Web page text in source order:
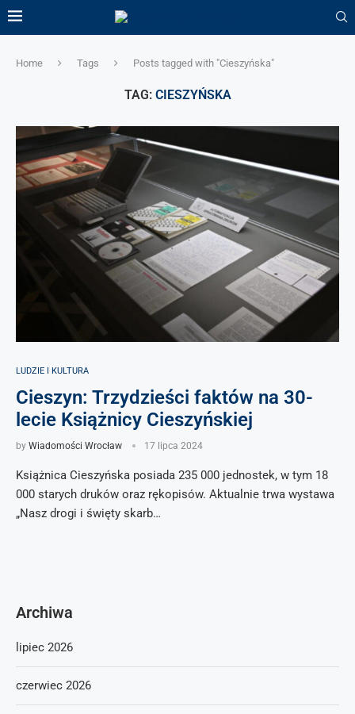
Home Tags Posts tagged with "Cieszyńska"
TAG: CIESZYŃSKA
LUDZIE I KULTURA
Cieszyn: Trzydzieści faktów na 30-
lecie Książnicy Cieszyńskiej
by Wiadomości Wrocław 17 lipca 2024
Książnica Cieszyńska posiada 235 000 jednostek, w tym 18
000 starych druków oraz rękopisów. Aktualnie trwa wystawa
„Nasz drogi i święty skarb…
Archiwa
lipiec 2026
czerwiec 2026